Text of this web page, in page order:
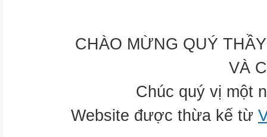
CHÀO MỪNG QUÝ
VÀ
Chúc quý vị một
Website được thừa kế từ